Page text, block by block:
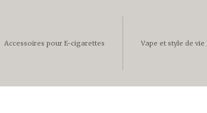
Accessoires pour E-cigarettes Vape et style de vie